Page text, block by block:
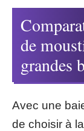
de
grandes
Avec une
de choisir à